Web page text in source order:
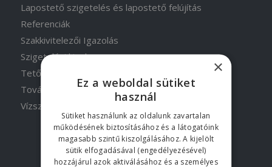
Lapostető szigetelés és lapostető felújítás
Referenciák
Szakkivitelezői Igazolás
Szigetelési kisokos
Tetőszigetelés
További munkáink
Vízszigetelés
×
Ez a weboldal sütiket
használ
Sütiket használunk az oldalunk zavartalan
működésének biztosításához és a látogatóink
magasabb szintű kiszolgálásához. A kijelölt
sütik elfogadásával (engedélyezésével)
hozzájárul azok aktiválásához és a személyes